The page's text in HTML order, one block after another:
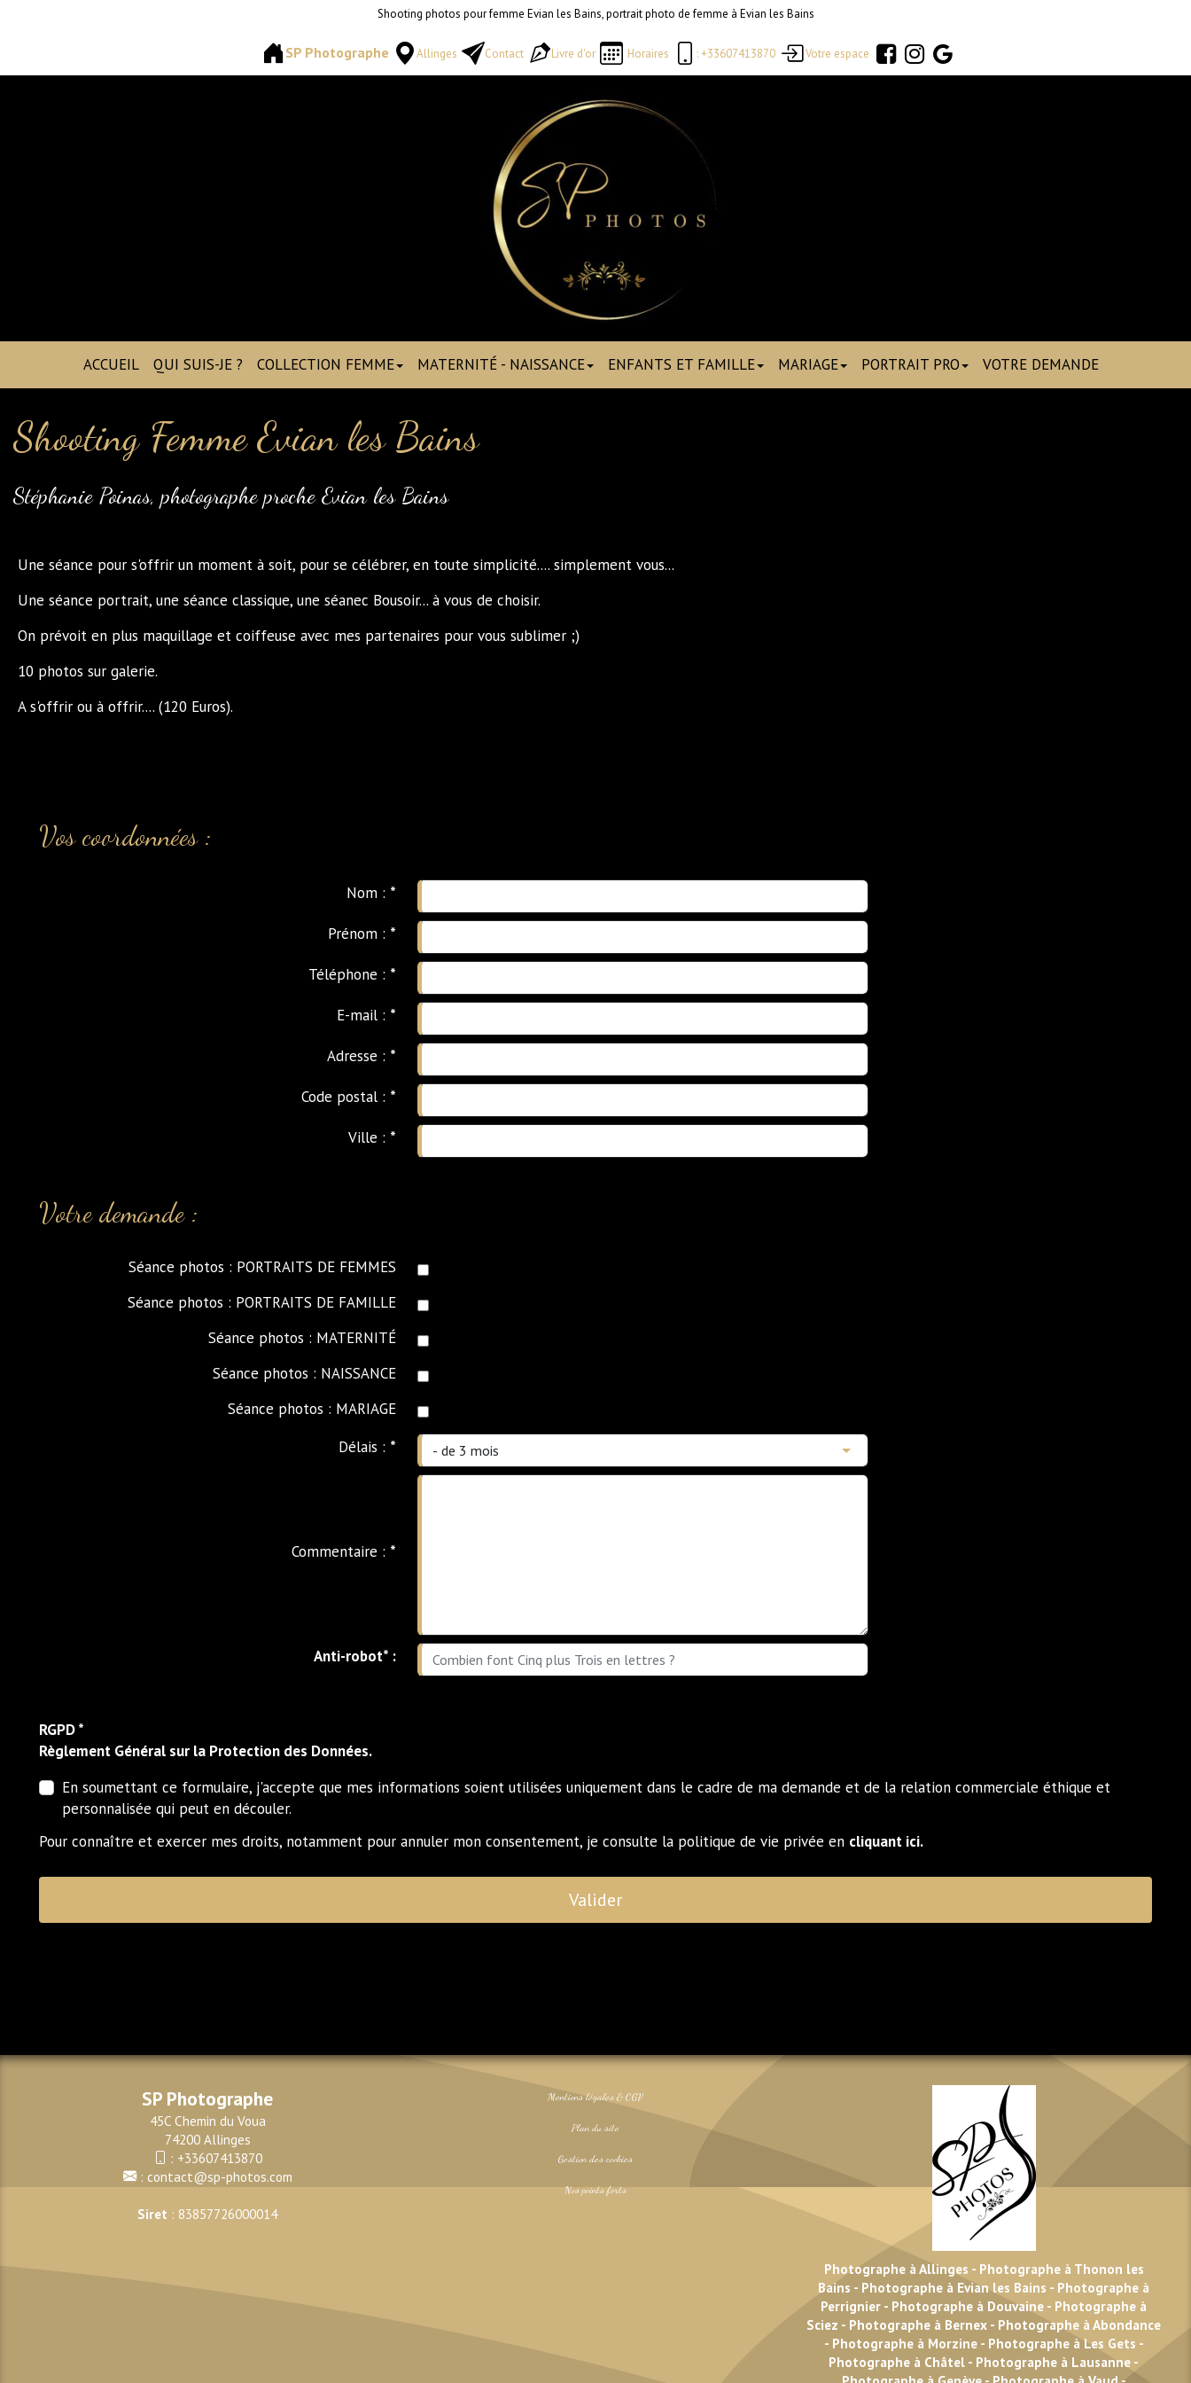
Shooting photos pour femme Evian les Bains, portrait photo de femme à Evian les Bains
SP Photographe Allinges Contact Livre d'or Horaires : +33607413870 Votre espace
ACCUEIL QUI SUIS-JE ? COLLECTION FEMME MATERNITÉ - NAISSANCE ENFANTS ET FAMILLE MARIAGE PORTRAIT PRO VOTRE DEMANDE
Shooting Femme Evian les Bains
Stéphanie Poinas, photographe proche Evian les Bains
Une séance pour s'offrir un moment à soit, pour se célébrer, en toute simplicité.... simplement vous...
Une séance portrait, une séance classique, une séanec Bousoir... à vous de choisir.
On prévoit en plus maquillage et coiffeuse avec mes partenaires pour vous sublimer ;)
10 photos sur galerie.
A s'offrir ou à offrir.... (120 Euros).
Vos coordonnées :
Nom : *
Prénom : *
Téléphone : *
E-mail : *
Adresse : *
Code postal : *
Ville : *
Votre demande :
Séance photos : PORTRAITS DE FEMMES
Séance photos : PORTRAITS DE FAMILLE
Séance photos : MATERNITÉ
Séance photos : NAISSANCE
Séance photos : MARIAGE
Délais : *
Commentaire : *
Anti-robot* :
RGPD *
Règlement Général sur la Protection des Données.
En soumettant ce formulaire, j'accepte que mes informations soient utilisées uniquement dans le cadre de ma demande et de la relation commerciale éthique et
personnalisée qui peut en découler.
Pour connaître et exercer mes droits, notamment pour annuler mon consentement, je consulte la politique de vie privée en cliquant ici.
Valider
SP Photographe
45C Chemin du Voua
74200 Allinges
: +33607413870
: contact@sp-photos.com
Siret : 83857726000014
Mentions légales & CGV
Plan du site
Gestion des cookies
Nos points forts
Photographe à Allinges - Photographe à Thonon les
Bains - Photographe à Evian les Bains - Photographe à
Perrignier - Photographe à Douvaine - Photographe à
Sciez - Photographe à Bernex - Photographe à Abondance
- Photographe à Morzine - Photographe à Les Gets -
Photographe à Châtel - Photographe à Lausanne -